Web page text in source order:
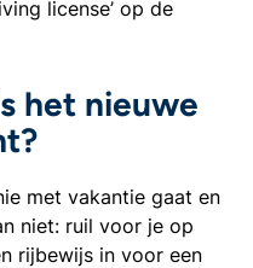
license’ op de
het nieuwe
met vakantie gaat en
niet: ruil voor je op
rijbewijs in voor een